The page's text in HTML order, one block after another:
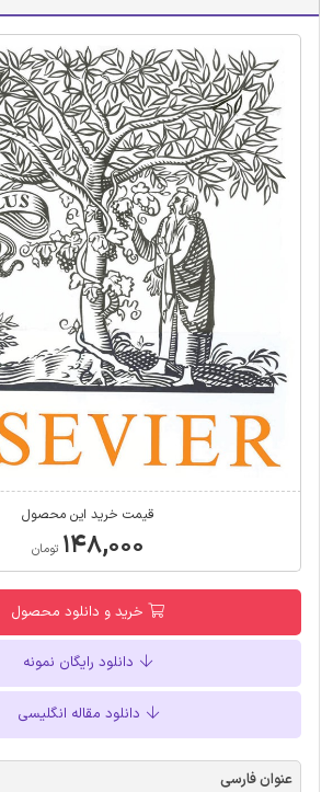
قیمت خرید این محصول
۱۴۸,۰۰۰ تومان
خرید و دانلود محصول
دانلود رایگان نمونه
دانلود مقاله انگلیسی
عنوان فارسی